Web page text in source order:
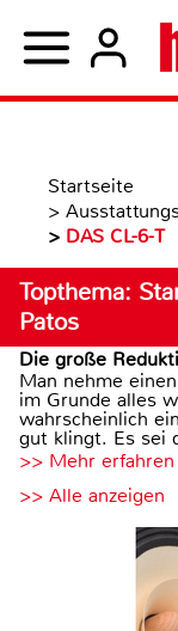
Startseite
>
> DAS CL-6-T
Topthema:
Patos
Die große
Man nehme
im Grunde alles
wahrscheinlich
gut klingt. Es sei
>> Mehr erfahren
>> Alle anzeigen